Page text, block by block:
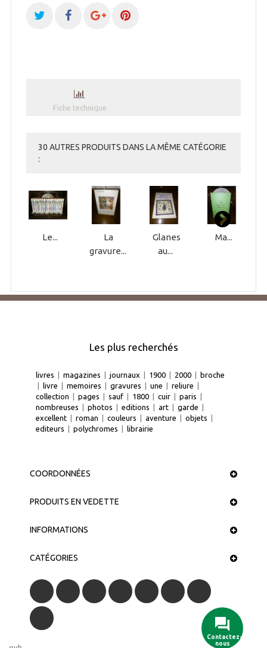
Fiche technique
30 AUTRES PRODUITS DANS LA MÊME CATÉGORIE
:
Le...
La
gravure...
Glanes
au...
Ma...
Les plus recherchés
livres | magazines | journaux | 1900 | 2000 | broche
| livre | memoires | gravures | une | reliure |
collection | pages | sauf | 1800 | cuir | paris |
nombreuses | photos | editions | art | garde |
excellent | roman | couleurs | aventure | objets |
editeurs | polychromes | librairie
COORDONNÉES
PRODUITS EN VEDETTE
INFORMATIONS
CATÉGORIES
Contactez-
nous